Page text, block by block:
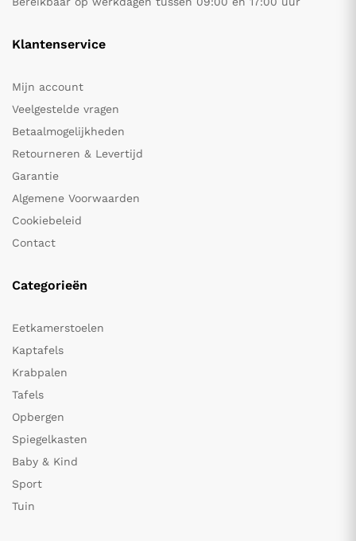
Klantenservice
Mijn account
Veelgestelde vragen
Betaalmogelijkheden
Retourneren & Levertijd
Garantie
Algemene Voorwaarden
Cookiebeleid
Contact
Categorieën
Eetkamerstoelen
Kaptafels
Krabpalen
Tafels
Opbergen
Spiegelkasten
Baby & Kind
Sport
Tuin